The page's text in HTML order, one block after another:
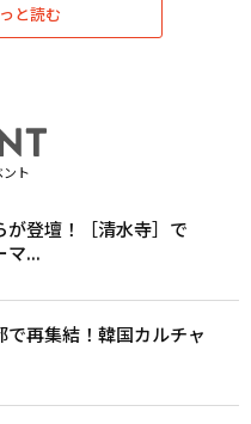
と読む
ト
が登壇！［清水寺］で
マ...
で再集結！韓国カルチャ